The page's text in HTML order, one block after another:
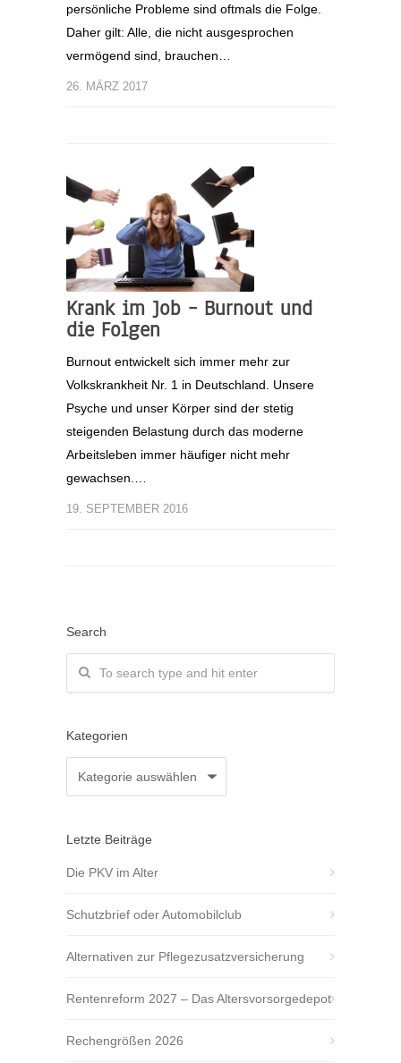
persönliche Probleme sind oftmals die Folge.
Daher gilt: Alle, die nicht ausgesprochen
vermögend sind, brauchen…
26. MÄRZ 2017
Krank im Job – Burnout und
die Folgen
Burnout entwickelt sich immer mehr zur
Volkskrankheit Nr. 1 in Deutschland. Unsere
Psyche und unser Körper sind der stetig
steigenden Belastung durch das moderne
Arbeitsleben immer häufiger nicht mehr
gewachsen.…
19. SEPTEMBER 2016
Search
Kategorien
Letzte Beiträge
Die PKV im Alter
Schutzbrief oder Automobilclub
Alternativen zur Pflegezusatzversicherung
Rentenreform 2027 – Das Altersvorsorgedepot
Rechengrößen 2026